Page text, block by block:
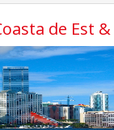
de Est